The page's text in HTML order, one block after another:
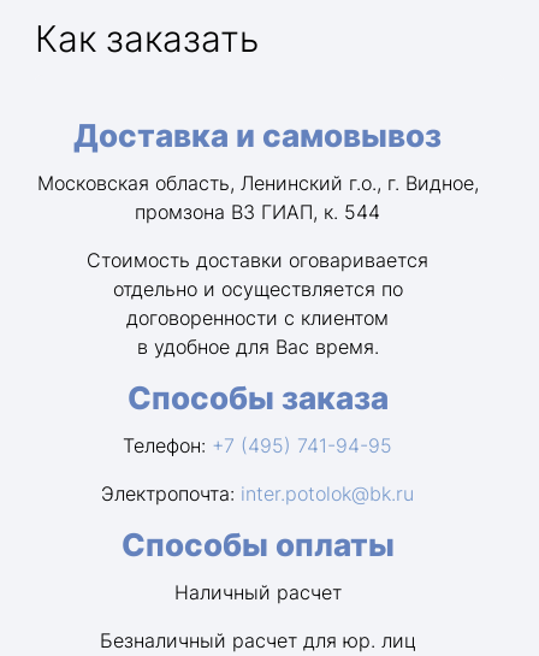
Как заказать
Доставка и самовывоз
Московская область, Ленинский г.о., г. Видное,
промзона ВЗ ГИАП, к. 544
Стоимость доставки оговаривается
отдельно и осуществляется по
договоренности с клиентом
в удобное для Вас время.
Способы заказа
Телефон: +7 (495) 741-94-95
Электропочта: inter.potolok@bk.ru
Способы оплаты
Наличный расчет
Безналичный расчет для юр. лиц